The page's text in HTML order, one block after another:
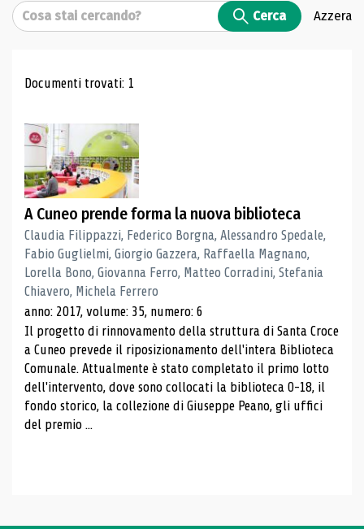
Cerca Cerca Azzera
Risultati di ricerca
Documenti trovati: 1
A Cuneo prende forma la nuova biblioteca
Claudia Filippazzi, Federico Borgna, Alessandro Spedale,
Fabio Guglielmi, Giorgio Gazzera, Raffaella Magnano,
Lorella Bono, Giovanna Ferro, Matteo Corradini, Stefania
Chiavero, Michela Ferrero
anno: 2017, volume: 35, numero: 6
Il progetto di rinnovamento della struttura di Santa Croce
a Cuneo prevede il riposizionamento dell'intera Biblioteca
Comunale. Attualmente è stato completato il primo lotto
dell'intervento, dove sono collocati la biblioteca 0-18, il
fondo storico, la collezione di Giuseppe Peano, gli uffici
del premio ...